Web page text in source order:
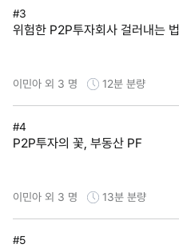
#3
위험한 P2P투자회사 걸러내는 법
이민아 외 3 명 12분 분량
#4
P2P투자의 꽃, 부동산 PF
이민아 외 3 명 13분 분량
#5